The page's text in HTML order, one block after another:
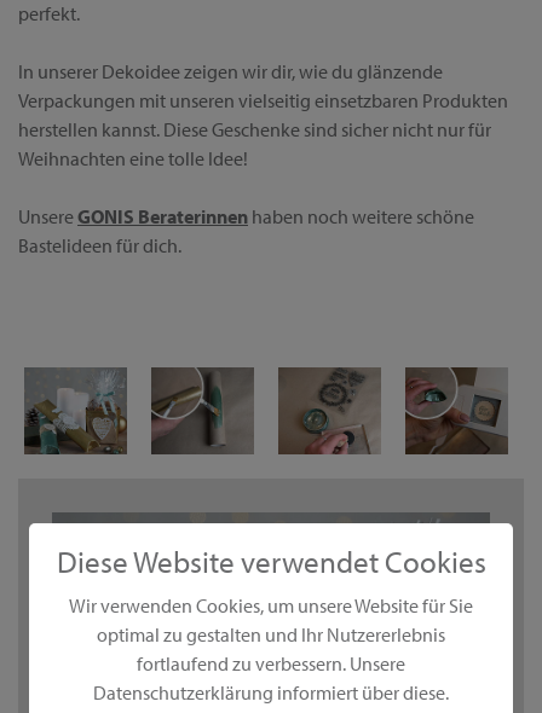
Diese Website verwendet Cookies
Wir verwenden Cookies, um unsere Website für Sie
optimal zu gestalten und Ihr Nutzererlebnis
fortlaufend zu verbessern. Unsere
Datenschutzerklärung informiert über diese.
perfekt.
In unserer Dekoidee zeigen wir dir, wie du glänzende
Verpackungen mit unseren vielseitig einsetzbaren Produkten
herstellen kannst. Diese Geschenke sind sicher nicht nur für
Weihnachten eine tolle Idee!
UnsereGONIS Beraterinnen haben noch weitere schöne
Bastelideen für dich.